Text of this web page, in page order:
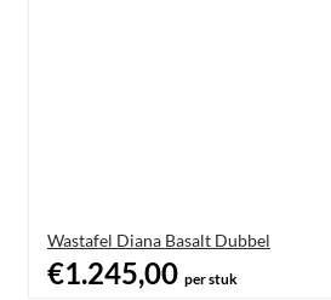
Wastafel Diana Basalt Dubbel
€1.245,00 per stuk